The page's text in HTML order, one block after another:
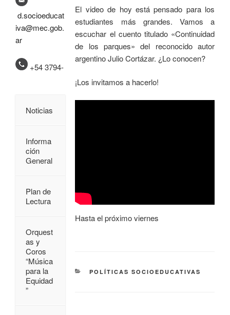
El video de hoy está pensado para los
estudiantes más grandes. Vamos a
escuchar el cuento titulado «Continuidad
de los parques» del reconocido autor
argentino Julio Cortázar. ¿Lo conocen?
¡Los invitamos a hacerlo!
Hasta el próximo viernes
POLÍTICAS SOCIOEDUCATIVAS
d.socioeducat
iva@mec.gob.
ar
+54 3794-
Noticias
Informa
ción
General
Plan de
Lectura
Orquest
as y
Coros
“Música
para la
Equidad
”